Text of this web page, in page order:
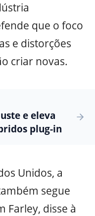
que o foco
e distorções
criar novas.
e eleva
plug-in
Unidos, a
segue
Farley, disse à